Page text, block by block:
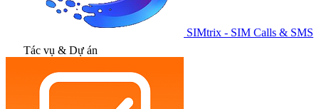
SIMtrix - SIM Calls & SMS
Tác vụ & Dự án